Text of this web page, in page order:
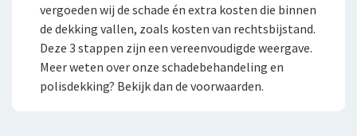
vergoeden wij de schade én extra kosten die binnen
de dekking vallen, zoals kosten van rechtsbijstand.
Deze 3 stappen zijn een vereenvoudigde weergave.
Meer weten over onze schadebehandeling en
polisdekking? Bekijk dan de voorwaarden.